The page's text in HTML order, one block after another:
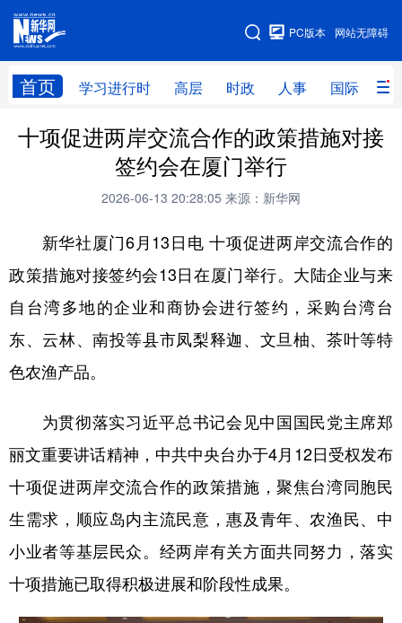
网站无障碍
PC版本
首页 学习进行时 高层 时政 人事 国际 财
网站地图
学习进行时 高层 时政 人事
财经 网评
全球连线
科技 科创 量子 体育
文化 书画 健康 军事
法律
学术中国 乡村振兴 银龄
彩票 娱乐 时尚 悦读
公益 一带一路 亚太网 上市公司
文化产业
十项促进两岸交流合作的政策措施对接
签约会在厦门举行
2026-06-13 20:28:05 来源：新华网
新华社厦门6月13日电 十项促进两岸交流合作的
政策措施对接签约会13日在厦门举行。大陆企业与来
自台湾多地的企业和商协会进行签约，采购台湾台
东、云林、南投等县市凤梨释迦、文旦柚、茶叶等特
色农渔产品。
为贯彻落实习近平总书记会见中国国民党主席郑
丽文重要讲话精神，中共中央台办于4月12日受权发布
十项促进两岸交流合作的政策措施，聚焦台湾同胞民
生需求，顺应岛内主流民意，惠及青年、农渔民、中
小业者等基层民众。经两岸有关方面共同努力，落实
十项措施已取得积极进展和阶段性成果。